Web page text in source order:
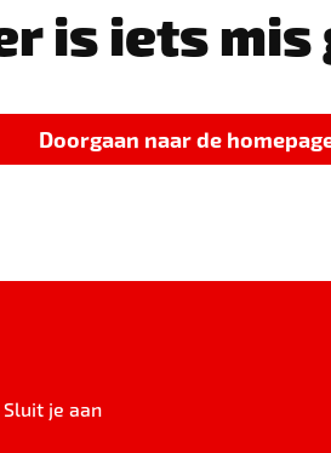
is iets mis
Doorgaan naar de
Sluit je aan